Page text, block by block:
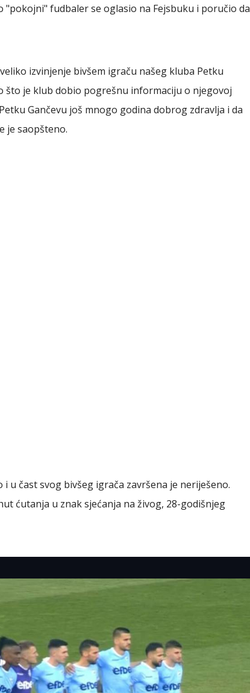
"pokojni" fudbaler se oglasio na Fejsbuku i poručio da
izvinjenje bivšem igraču našeg kluba Petku
što je klub dobio pogrešnu informaciju o njegovoj
Gančevu još mnogo godina dobrog zdravlja i da
je saopšteno.
u čast svog bivšeg igrača završena je neriješeno.
ćutanja u znak sjećanja na živog, 28-godišnjeg